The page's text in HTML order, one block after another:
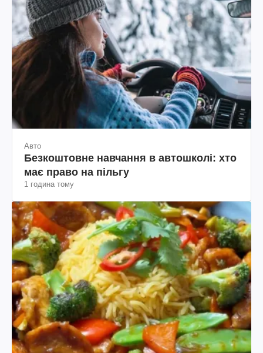
Авто
Безкоштовне навчання в автошколі: хто
має право на пільгу
1 година тому